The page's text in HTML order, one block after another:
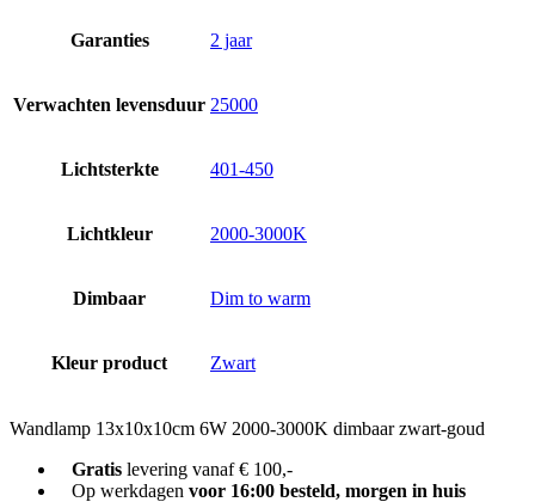
Garanties 2 jaar
Verwachten levensduur 25000
Lichtsterkte 401-450
Lichtkleur 2000-3000K
Dimbaar Dim to warm
Kleur product Zwart
Wandlamp 13x10x10cm 6W 2000-3000K dimbaar zwart-goud
Gratislevering vanaf € 100,-
Op werkdagen voor 16:00 besteld, morgen in huis